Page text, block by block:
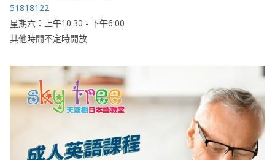
51818122
星期六：上午10:30 - 下午6:00
其他時間不定時開放